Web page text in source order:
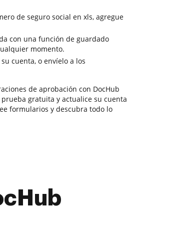
de seguro social en xls, agregue
con una función de guardado
momento.
cuenta, o envíelo a los
de aprobación con DocHub
gratuita y actualice su cuenta
formularios y descubra todo lo